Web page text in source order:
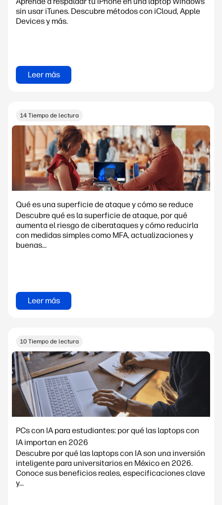
sin usar iTunes. Descubre métodos con iCloud, Apple
Devices y más.
Leer más
14 Tiempo de lectura
Qué es una superficie de ataque y cómo se reduce
Descubre qué es la superficie de ataque, por qué
aumenta el riesgo de ciberataques y cómo reducirla
con medidas simples como MFA, actualizaciones y
buenas...
Leer más
10 Tiempo de lectura
PCs con IA para estudiantes: por qué las laptops con
IA importan en 2026
Descubre por qué las laptops con IA son una inversión
inteligente para universitarios en México en 2026.
Conoce sus beneficios reales, especificaciones clave
y...